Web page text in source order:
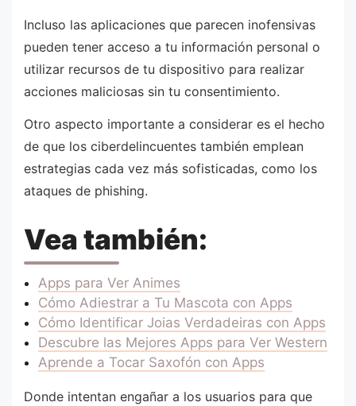
Incluso las aplicaciones que parecen inofensivas
pueden tener acceso a tu información personal o
utilizar recursos de tu dispositivo para realizar
acciones maliciosas sin tu consentimiento.
Otro aspecto importante a considerar es el hecho
de que los ciberdelincuentes también emplean
estrategias cada vez más sofisticadas, como los
ataques de phishing.
Vea también:
Apps para Ver Animes
Cómo Adiestrar a Tu Mascota con Apps
Cómo Identificar Joias Verdadeiras con Apps
Descubre las Mejores Apps para Ver Western
Aprende a Tocar Saxofón con Apps
Donde intentan engañar a los usuarios para que